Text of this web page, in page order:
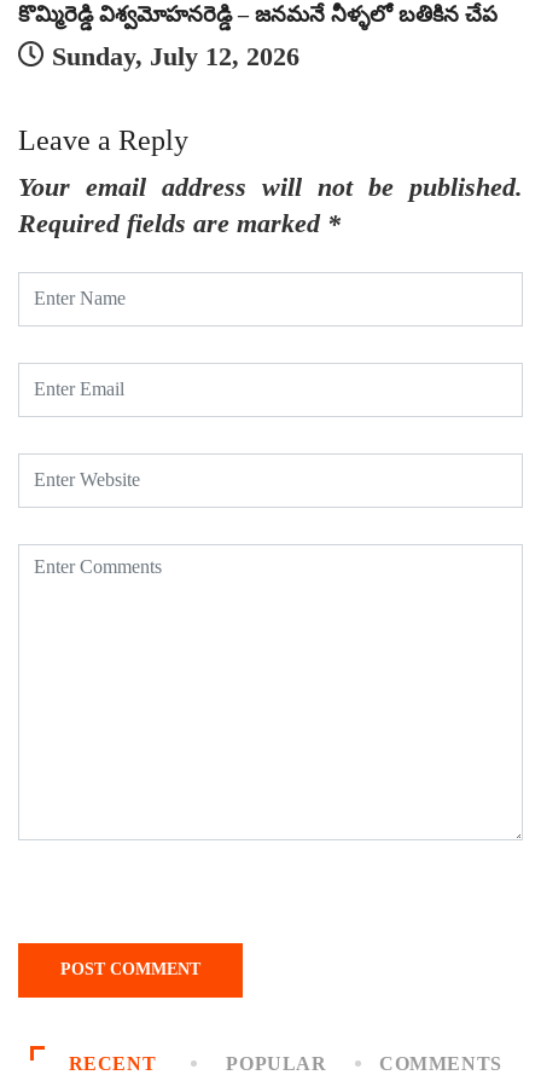
కొమ్మిరెడ్డి విశ్వమోహనరెడ్డి – జనమనే నీళ్ళలో బతికిన చేప
Sunday, July 12, 2026
Leave a Reply
Your email address will not be published.
Required fields are marked *
RECENT POPULAR COMMENTS